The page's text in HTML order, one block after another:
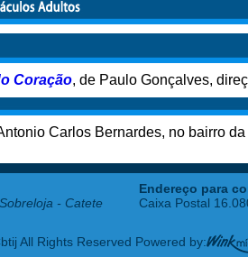
Coração, de Paulo Gonçalves,
Carlos Bernardes, no bairro
- Catete
Endereço para
Caixa Postal
All Rights Reserved Powered by: